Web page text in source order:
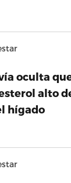
oculta
alto
hígado